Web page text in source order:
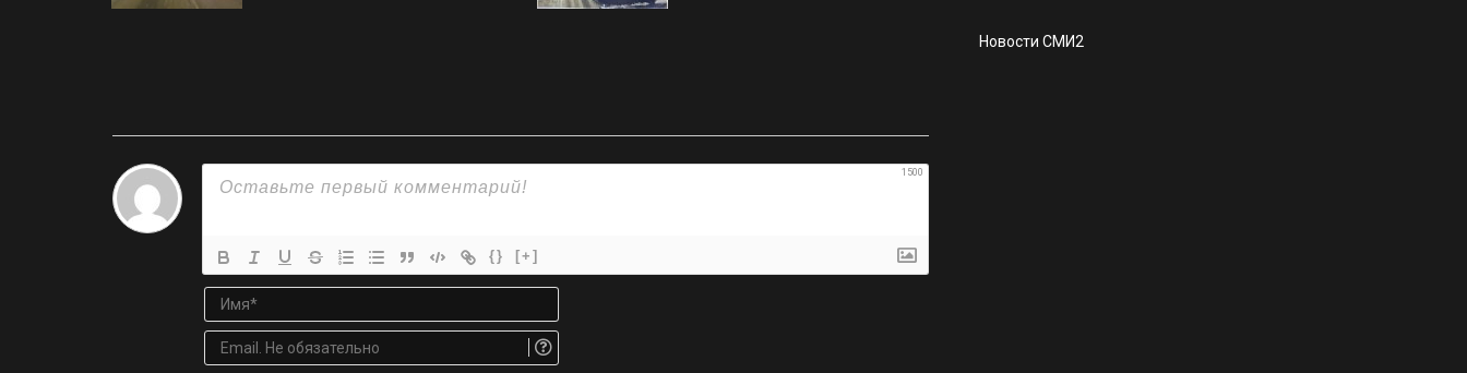
1500
{} [+]
Имя*
Email.
Новости СМИ2